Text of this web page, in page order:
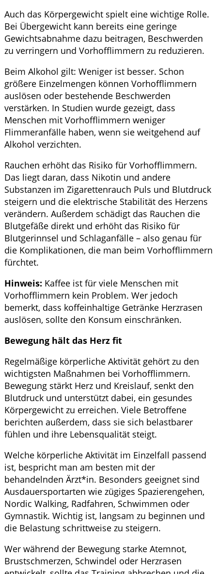
Auch das Körpergewicht spielt eine wichtige Rolle.
Bei Übergewicht kann bereits eine geringe
Gewichtsabnahme dazu beitragen, Beschwerden
zu verringern und Vorhofflimmern zu reduzieren.
Beim Alkohol gilt: Weniger ist besser. Schon
größere Einzelmengen können Vorhofflimmern
auslösen oder bestehende Beschwerden
verstärken. In Studien wurde gezeigt, dass
Menschen mit Vorhofflimmern weniger
Flimmeranfälle haben, wenn sie weitgehend auf
Alkohol verzichten.
Rauchen erhöht das Risiko für Vorhofflimmern.
Das liegt daran, dass Nikotin und andere
Substanzen im Zigarettenrauch Puls und Blutdruck
steigern und die elektrische Stabilität des Herzens
verändern. Außerdem schädigt das Rauchen die
Blutgefäße direkt und erhöht das Risiko für
Blutgerinnsel und Schlaganfälle – also genau für
die Komplikationen, die man beim Vorhofflimmern
fürchtet.
Hinweis: Kaffee ist für viele Menschen mit
Vorhofflimmern kein Problem. Wer jedoch
bemerkt, dass koffeinhaltige Getränke Herzrasen
auslösen, sollte den Konsum einschränken.
Bewegung hält das Herz fit
Regelmäßige körperliche Aktivität gehört zu den
wichtigsten Maßnahmen bei Vorhofflimmern.
Bewegung stärkt Herz und Kreislauf, senkt den
Blutdruck und unterstützt dabei, ein gesundes
Körpergewicht zu erreichen. Viele Betroffene
berichten außerdem, dass sie sich belastbarer
fühlen und ihre Lebensqualität steigt.
Welche körperliche Aktivität im Einzelfall passend
ist, bespricht man am besten mit der
behandelnden Ärzt*in. Besonders geeignet sind
Ausdauersportarten wie zügiges Spazierengehen,
Nordic Walking, Radfahren, Schwimmen oder
Gymnastik. Wichtig ist, langsam zu beginnen und
die Belastung schrittweise zu steigern.
Wer während der Bewegung starke Atemnot,
Brustschmerzen, Schwindel oder Herzrasen